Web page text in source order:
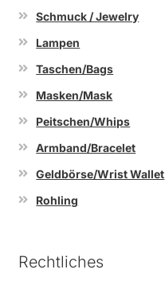
Schmuck / Jewelry
Lampen
Taschen/Bags
Masken/Mask
Peitschen/Whips
Armband/Bracelet
Geldbörse/Wrist Wallet
Rohling
Rechtliches